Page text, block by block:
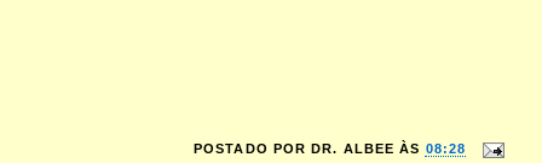
POSTADO POR DR. ALBEE ÀS 08:28